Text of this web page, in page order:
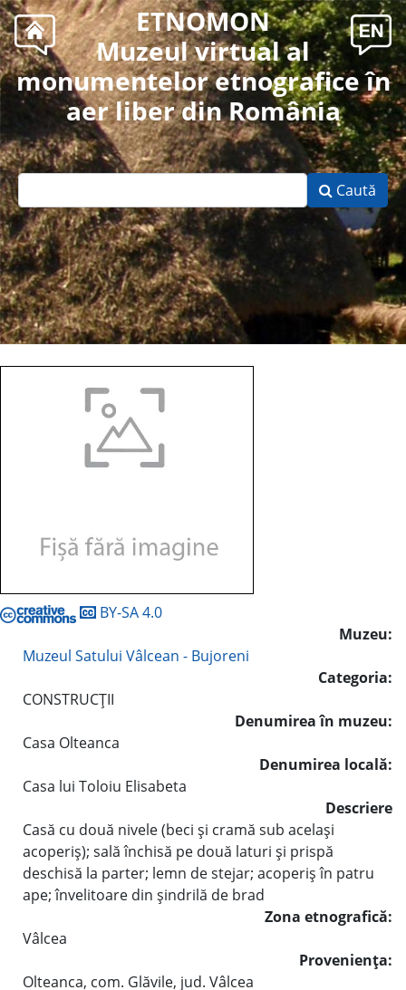
ETNOMON
Muzeul virtual al
monumentelor etnografice în
aer liber din România
Caută
BY-SA 4.0
Muzeu:
Muzeul Satului Vâlcean - Bujoreni
Categoria:
CONSTRUCŢII
Denumirea în muzeu:
Casa Olteanca
Denumirea locală:
Casa lui Toloiu Elisabeta
Descriere
Casă cu două nivele (beci şi cramă sub acelaşi
acoperiş); sală închisă pe două laturi şi prispă
deschisă la parter; lemn de stejar; acoperiş în patru
ape; învelitoare din şindrilă de brad
Zona etnografică:
Vâlcea
Provenienţa:
Olteanca, com. Glăvile, jud. Vâlcea